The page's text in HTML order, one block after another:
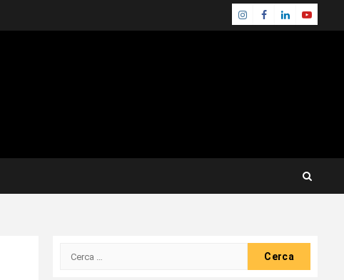
Instagram
Facebook
LinkedinYoutube
Ricerca